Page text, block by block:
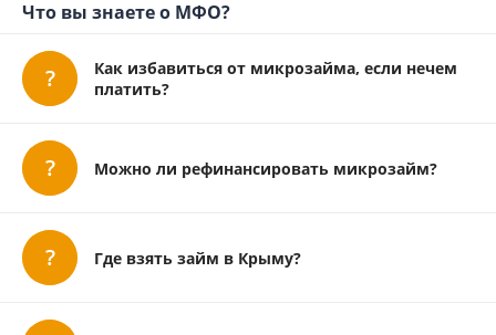
Что вы знаете о МФО?
Как избавиться от микрозайма, если нечем
платить?
Можно ли рефинансировать микрозайм?
Где взять займ в Крыму?